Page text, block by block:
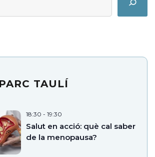
TAULÍ
18:30 - 19:30
Salut en acció: què cal saber
de la menopausa?